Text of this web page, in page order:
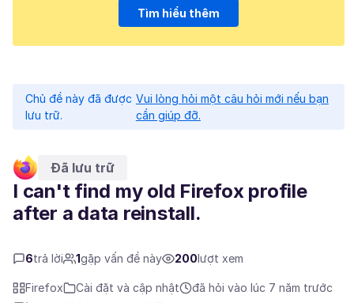
Tìm hiểu thêm
Chủ đề này đã được
lưu trữ.
Vui lòng hỏi một câu hỏi mới nếu bạn
cần giúp đỡ.
Đã lưu trữ
I can't find my old Firefox profile
after a data reinstall.
6trả lời 1gặp vấn đề này 200lượt xem
Firefox Cài đặt và cập nhật
đã hỏi vào lúc 7 năm trước